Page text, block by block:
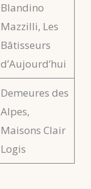
Blandino
Mazzilli, Les
Bâtisseurs
d’Aujourd’hui
Demeures des
Alpes,
Maisons Clair
Logis